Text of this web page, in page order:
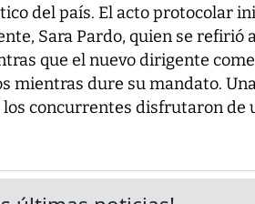
del país. El acto protocolar
Sara Pardo, quien se refirió
que el nuevo dirigente
mientras dure su mandato.
concurrentes disfrutaron de